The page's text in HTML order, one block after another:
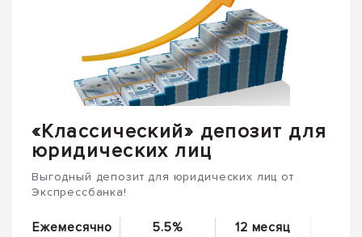
«Классический» депозит для
юридических лиц
Выгодный депозит для юридических лиц от
Экспрессбанка!
Ежемесячно
5.5% 12 месяц